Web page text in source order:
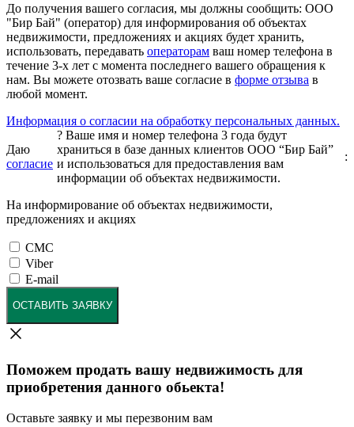
До получения вашего согласия, мы должны сообщить: ООО
"Бир Бай" (оператор) для информирования об объектах
недвижимости, предложениях и акциях будет хранить,
использовать, передавать операторам ваш номер телефона в
течение 3-х лет с момента последнего вашего обращения к
нам. Вы можете отозвать ваше согласие в форме отзыва в
любой момент.
Информация о согласии на обработку персональных данных.
Даю
согласие
? Ваше имя и номер телефона 3 года будут
храниться в базе данных клиентов ООО “Бир Бай”
и использоваться для предоставления вам
информации об объектах недвижимости.
:
На информирование об объектах недвижимости,
предложениях и акциях
СМС
Viber
E-mail
ОСТАВИТЬ ЗАЯВКУ
Поможем продать вашу недвижимость для
приобретения данного обьекта!
Оставьте заявку и мы перезвоним вам